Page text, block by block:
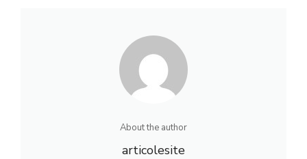
About the author
articolesite